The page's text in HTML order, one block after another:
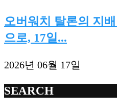
오버워치 탈론의 지
으로, 17일...
2026년 06월 17일
SEARCH